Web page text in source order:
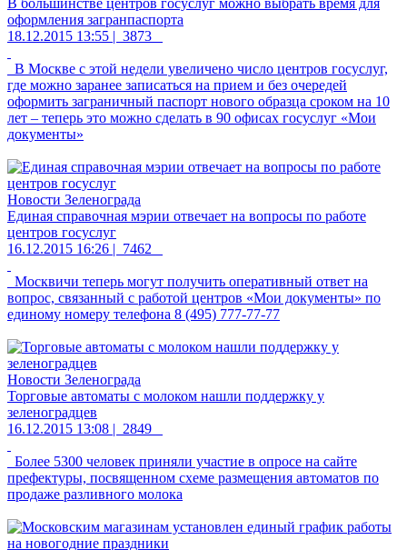
оформления загранпаспорта
18.12.2015 13:55 | 3873
В Москве с этой недели увеличено число центров госуслуг,
где можно заранее записаться на прием и без очередей
оформить заграничный паспорт нового образца сроком на 10
лет – теперь это можно сделать в 90 офисах госуслуг «Мои
документы»
Новости Зеленограда
Единая справочная мэрии отвечает на вопросы по работе
центров госуслуг
16.12.2015 16:26 | 7462
Москвичи теперь могут получить оперативный ответ на
вопрос, связанный с работой центров «Мои документы» по
единому номеру телефона 8 (495) 777-77-77
Новости Зеленограда
Торговые автоматы с молоком нашли поддержку у
зеленоградцев
16.12.2015 13:08 | 2849
Более 5300 человек приняли участие в опросе на сайте
префектуры, посвященном схеме размещения автоматов по
продаже разливного молока